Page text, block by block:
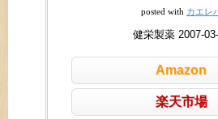
posted with カエレ
健栄製薬 2007-
Amazon
楽天市場